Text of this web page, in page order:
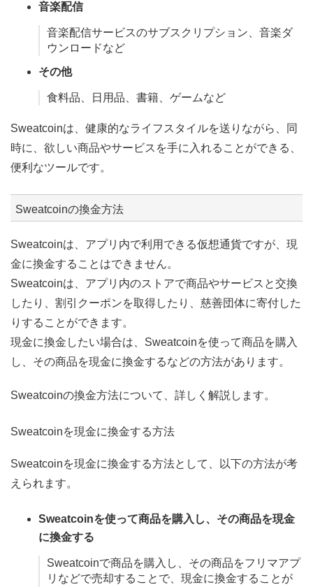
音楽配信
音楽配信サービスのサブスクリプション、音楽ダ
ウンロードなど
その他
食料品、日用品、書籍、ゲームなど
Sweatcoinは、健康的なライフスタイルを送りながら、同
時に、欲しい商品やサービスを手に入れることができる、
便利なツールです。
Sweatcoinの換金方法
Sweatcoinは、アプリ内で利用できる仮想通貨ですが、現
金に換金することはできません。
Sweatcoinは、アプリ内のストアで商品やサービスと交換
したり、割引クーポンを取得したり、慈善団体に寄付した
りすることができます。
現金に換金したい場合は、Sweatcoinを使って商品を購入
し、その商品を現金に換金するなどの方法があります。
Sweatcoinの換金方法について、詳しく解説します。
Sweatcoinを現金に換金する方法
Sweatcoinを現金に換金する方法として、以下の方法が考
えられます。
Sweatcoinを使って商品を購入し、その商品を現金
に換金する
Sweatcoinで商品を購入し、その商品をフリマアプ
リなどで売却することで、現金に換金することが